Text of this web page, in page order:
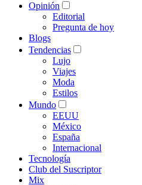
Opinión
Editorial
Pregunta de hoy
Blogs
Tendencias
Lujo
Viajes
Moda
Estilos
Mundo
EEUU
México
España
Internacional
Tecnología
Club del Suscriptor
Mix